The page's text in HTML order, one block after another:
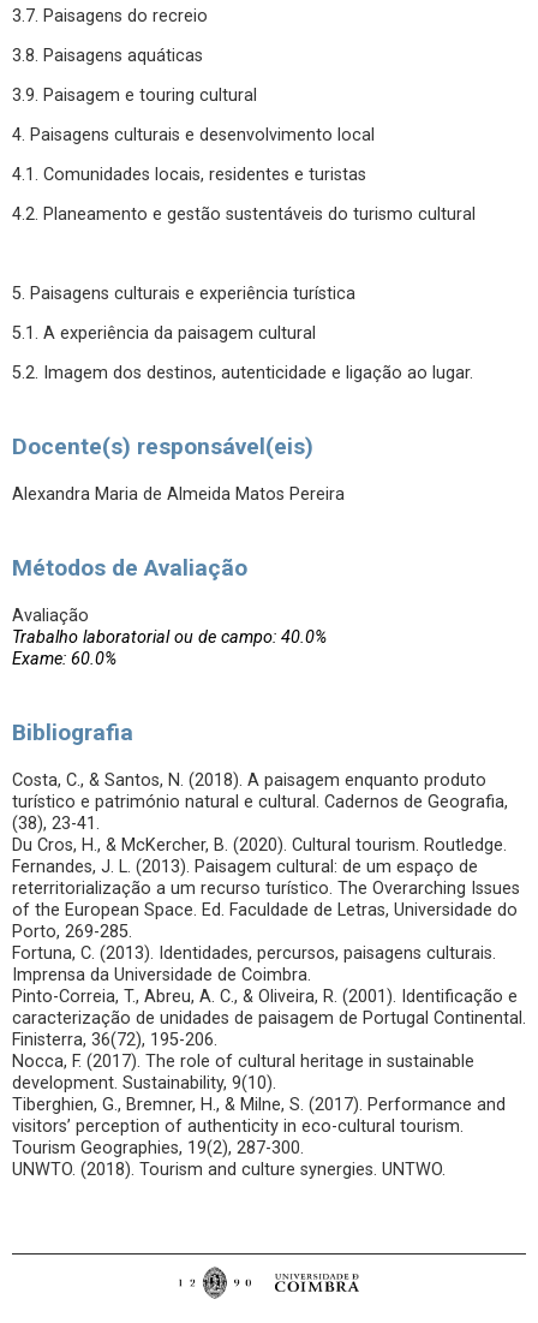
3.7. Paisagens do recreio
3.8. Paisagens aquáticas
3.9. Paisagem e touring cultural
4. Paisagens culturais e desenvolvimento local
4.1. Comunidades locais, residentes e turistas
4.2. Planeamento e gestão sustentáveis do turismo cultural
5. Paisagens culturais e experiência turística
5.1. A experiência da paisagem cultural
5.2. Imagem dos destinos, autenticidade e ligação ao lugar.
Docente(s) responsável(eis)
Alexandra Maria de Almeida Matos Pereira
Métodos de Avaliação
Avaliação
Trabalho laboratorial ou de campo: 40.0%
Exame: 60.0%
Bibliografia
Costa, C., & Santos, N. (2018). A paisagem enquanto produto
turístico e património natural e cultural. Cadernos de Geografia,
(38), 23-41.
Du Cros, H., & McKercher, B. (2020). Cultural tourism. Routledge.
Fernandes, J. L. (2013). Paisagem cultural: de um espaço de
reterritorialização a um recurso turístico. The Overarching Issues
of the European Space. Ed. Faculdade de Letras, Universidade do
Porto, 269-285.
Fortuna, C. (2013). Identidades, percursos, paisagens culturais.
Imprensa da Universidade de Coimbra.
Pinto-Correia, T., Abreu, A. C., & Oliveira, R. (2001). Identificação e
caracterização de unidades de paisagem de Portugal Continental.
Finisterra, 36(72), 195-206.
Nocca, F. (2017). The role of cultural heritage in sustainable
development. Sustainability, 9(10).
Tiberghien, G., Bremner, H., & Milne, S. (2017). Performance and
visitors’ perception of authenticity in eco-cultural tourism.
Tourism Geographies, 19(2), 287-300.
UNWTO. (2018). Tourism and culture synergies. UNTWO.